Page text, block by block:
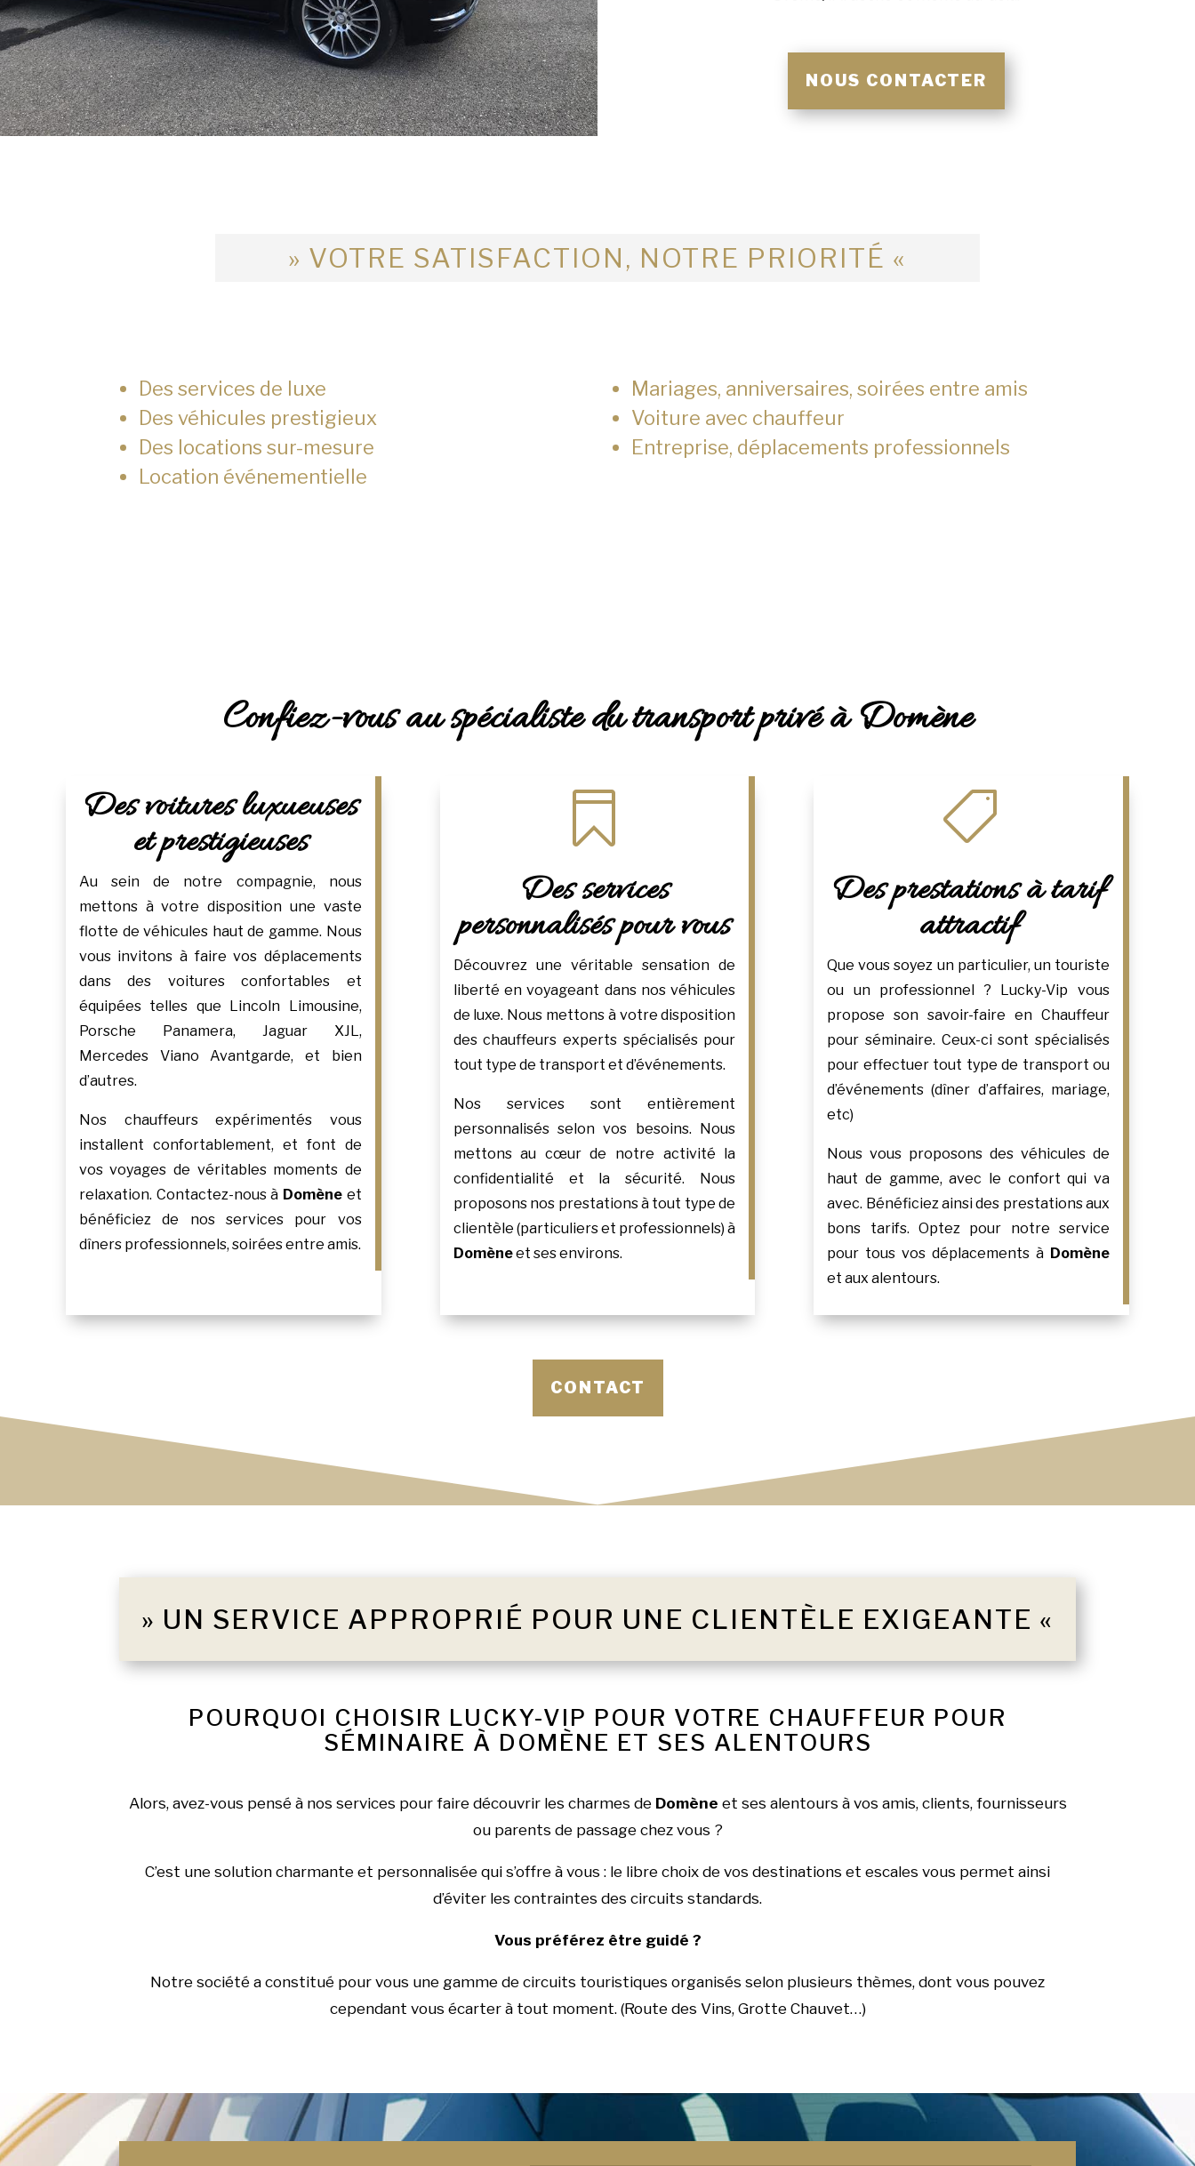
NOUS CONTACTER
» VOTRE SATISFACTION, NOTRE PRIORITÉ «
Des services de luxe
Des véhicules prestigieux
Des locations sur-mesure
Location événementielle
Mariages, anniversaires, soirées entre amis
Voiture avec chauffeur
Entreprise, déplacements professionnels
Confiez-vous au spécialiste du transport privé à Domène
Des voitures luxueuses
et prestigieuses
Au sein de notre compagnie, nous
mettons à votre disposition une vaste
flotte de véhicules haut de gamme. Nous
vous invitons à faire vos déplacements
dans des voitures confortables et
équipées telles que Lincoln Limousine,
Porsche Panamera, Jaguar XJL,
Mercedes Viano Avantgarde, et bien
d’autres.
Nos chauffeurs expérimentés vous
installent confortablement, et font de
vos voyages de véritables moments de
relaxation. Contactez-nous à Domène et
bénéficiez de nos services pour vos
dîners professionnels, soirées entre amis.

Des services
personnalisés pour vous
Découvrez une véritable sensation de
liberté en voyageant dans nos véhicules
de luxe. Nous mettons à votre disposition
des chauffeurs experts spécialisés pour
tout type de transport et d’événements.
Nos services sont entièrement
personnalisés selon vos besoins. Nous
mettons au cœur de notre activité la
confidentialité et la sécurité. Nous
proposons nos prestations à tout type de
clientèle (particuliers et professionnels) à
Domèneet ses environs.

Des prestations à tarif
attractif
Que vous soyez un particulier, un touriste
ou un professionnel ? Lucky-Vip vous
propose son savoir-faire en Chauffeur
pour séminaire. Ceux-ci sont spécialisés
pour effectuer tout type de transport ou
d’événements (dîner d’affaires, mariage,
etc)
Nous vous proposons des véhicules de
haut de gamme, avec le confort qui va
avec. Bénéficiez ainsi des prestations aux
bons tarifs. Optez pour notre service
pour tous vos déplacements à Domène
et aux alentours.
CONTACT
» UN SERVICE APPROPRIÉ POUR UNE CLIENTÈLE EXIGEANTE «
POURQUOI CHOISIR LUCKY-VIP POUR VOTRE CHAUFFEUR POUR
SÉMINAIRE À DOMÈNE ET SES ALENTOURS
Alors, avez-vous pensé à nos services pour faire découvrir les charmes de Domène et ses alentours à vos amis, clients, fournisseurs
ou parents de passage chez vous ?
C’est une solution charmante et personnalisée qui s’offre à vous : le libre choix de vos destinations et escales vous permet ainsi
d’éviter les contraintes des circuits standards.
Vous préférez être guidé ?
Notre société a constitué pour vous une gamme de circuits touristiques organisés selon plusieurs thèmes, dont vous pouvez
cependant vous écarter à tout moment. (Route des Vins, Grotte Chauvet…)